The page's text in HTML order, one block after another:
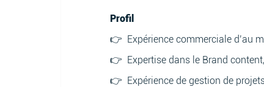
Profil
👉 Expérience commerciale d’au
👉 Expertise dans le Brand
👉 Expérience de gestion de